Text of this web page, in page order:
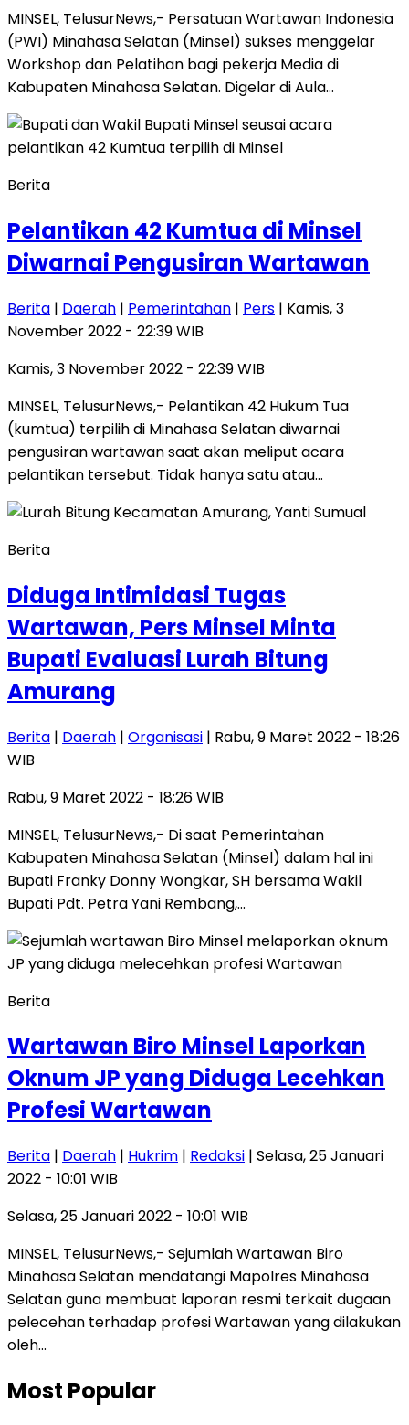
MINSEL, TelusurNews,- Persatuan Wartawan Indonesia
(PWI) Minahasa Selatan (Minsel) sukses menggelar
Workshop dan Pelatihan bagi pekerja Media di
Kabupaten Minahasa Selatan. Digelar di Aula…
Berita
Pelantikan 42 Kumtua di Minsel
Diwarnai Pengusiran Wartawan
Berita | Daerah | Pemerintahan | Pers | Kamis, 3
November 2022 - 22:39 WIB
Kamis, 3 November 2022 - 22:39 WIB
MINSEL, TelusurNews,- Pelantikan 42 Hukum Tua
(kumtua) terpilih di Minahasa Selatan diwarnai
pengusiran wartawan saat akan meliput acara
pelantikan tersebut. Tidak hanya satu atau…
Berita
Diduga Intimidasi Tugas
Wartawan, Pers Minsel Minta
Bupati Evaluasi Lurah Bitung
Amurang
Berita | Daerah | Organisasi | Rabu, 9 Maret 2022 - 18:26
WIB
Rabu, 9 Maret 2022 - 18:26 WIB
MINSEL, TelusurNews,- Di saat Pemerintahan
Kabupaten Minahasa Selatan (Minsel) dalam hal ini
Bupati Franky Donny Wongkar, SH bersama Wakil
Bupati Pdt. Petra Yani Rembang,…
Berita
Wartawan Biro Minsel Laporkan
Oknum JP yang Diduga Lecehkan
Profesi Wartawan
Berita | Daerah | Hukrim | Redaksi | Selasa, 25 Januari
2022 - 10:01 WIB
Selasa, 25 Januari 2022 - 10:01 WIB
MINSEL, TelusurNews,- Sejumlah Wartawan Biro
Minahasa Selatan mendatangi Mapolres Minahasa
Selatan guna membuat laporan resmi terkait dugaan
pelecehan terhadap profesi Wartawan yang dilakukan
oleh…
Most Popular